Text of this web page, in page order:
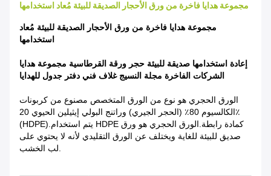
مجموعة هدايا فاخرة من ورق الأحجار الصديقة للبيئة مُعاد استخدامها
مجموعة هدايا فاخرة من ورق الأحجار الصديقة للبيئة مُعاد
استخدامها
إعادة استخدامها صديقة للبيئة حجر ورقة القرطاسية مجموعة هدايا
الشركات الفاخرة مجلة النسيج غلاف فني دفتر جدول للهدايا
الورق الحجري هو نوع من الورق المتخصص مصنوع من كربونات
الكالسيوم 80٪ (الحجر الجيري) وراتنج البولي إيثيلين الحيوي 20٪
(HDPE).يتم استخدام HDPE كمادة رابطة.الورق الحجري هو ورق
صديق للبيئة للغاية ويختلف عن الورق التقليدي لأنه لا يحتوي على
لب الخشب.